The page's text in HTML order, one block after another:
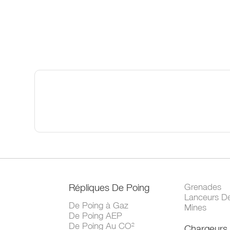
Répliques De Poing
De Poing à Gaz
De Poing AEP
De Poing Au CO²
Grenades
Lanceurs
Mines